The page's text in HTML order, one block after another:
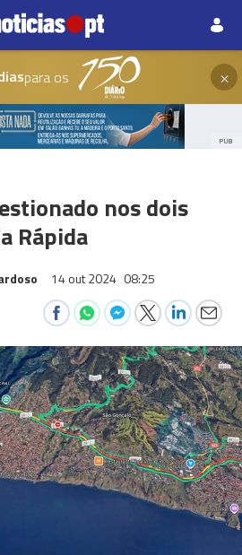
para os ×
PUB
nos dois
Rápida
14 out 2024 08:25